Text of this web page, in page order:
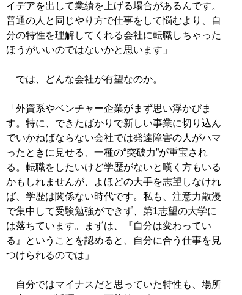
イデアを出して業績を上げる場合があるんです。
普通の人と同じやり方で仕事をして悩むより、自
分の特性を理解してくれる会社に転職しちゃった
ほうがいいのではないかと思います」
では、どんな会社が有望なのか。
「外資系やベンチャー企業がまず思い浮かびま
す。特に、できたばかりで新しい事業に切り込ん
でいかねばならない会社では発達障害の人がハマ
ったときに見せる、一種の“突破力”が重宝され
る。転職をしたいけど学歴がないと嘆く方もいる
かもしれませんが、よほどの大手を志望しなけれ
ば、学歴は関係ない時代です。私も、注意力散漫
で集中して受験勉強ができず、第1志望の大学に
は落ちています。まずは、『自分は変わってい
る』ということを認めると、自分に合う仕事を見
つけられるのでは」
自分ではマイナスだと思っていた特性も、場所